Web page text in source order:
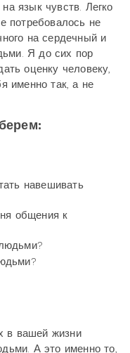
язык чувств. Легко
потребовалось не
на сердечный и
Я до сих пор
оценку человеку,
именно так, а не
навешивать
общения к
в вашей жизни
А это именно то,